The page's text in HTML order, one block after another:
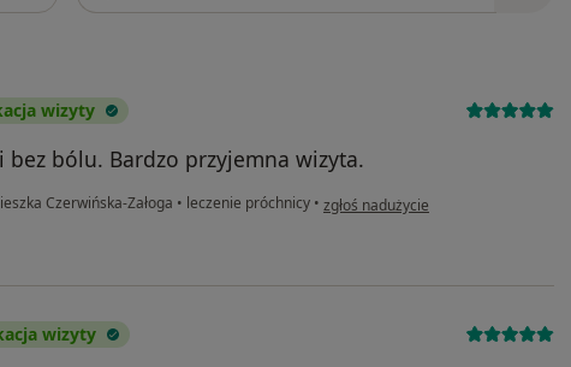
wizyty
bez bólu. Bardzo przyjemna wizyta.
Czerwińska-Załoga • leczenie próchnicy • w opinii użytkownika Pamela
zgłoś nadużycie
wizyty